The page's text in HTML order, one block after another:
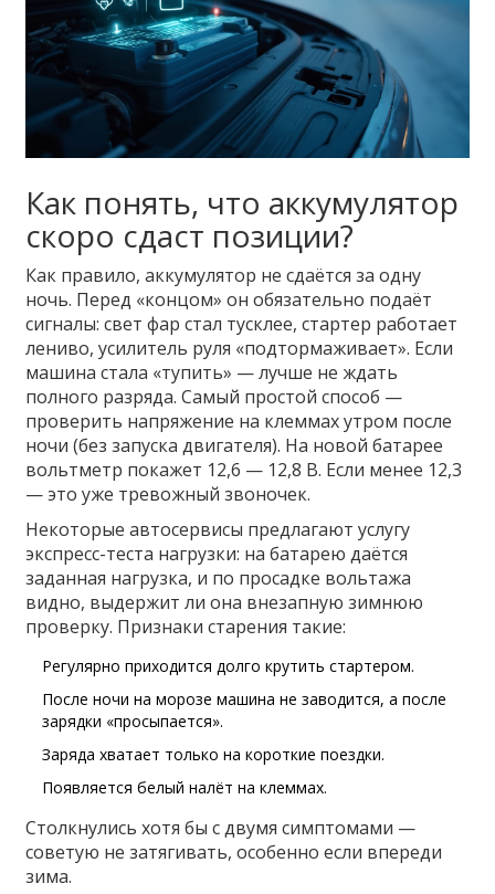
Как понять, что аккумулятор
скоро сдаст позиции?
Как правило, аккумулятор не сдаётся за одну
ночь. Перед «концом» он обязательно подаёт
сигналы: свет фар стал тусклее, стартер работает
лениво, усилитель руля «подтормаживает». Если
машина стала «тупить» — лучше не ждать
полного разряда. Самый простой способ —
проверить напряжение на клеммах утром после
ночи (без запуска двигателя). На новой батарее
вольтметр покажет 12,6 — 12,8 В. Если менее 12,3
— это уже тревожный звоночек.
Некоторые автосервисы предлагают услугу
экспресс-теста нагрузки: на батарею даётся
заданная нагрузка, и по просадке вольтажа
видно, выдержит ли она внезапную зимнюю
проверку. Признаки старения такие:
Регулярно приходится долго крутить стартером.
После ночи на морозе машина не заводится, а после
зарядки «просыпается».
Заряда хватает только на короткие поездки.
Появляется белый налёт на клеммах.
Столкнулись хотя бы с двумя симптомами —
советую не затягивать, особенно если впереди
зима.